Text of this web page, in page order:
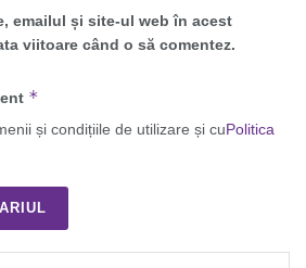
emailul și site-ul web în acest
viitoare când o să comentez.
*
și condițiile de utilizare și cuPolitica